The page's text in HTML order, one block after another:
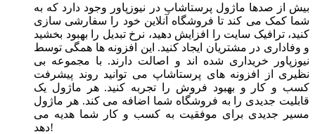
بیش از صدها ماژول پرستاشاپ در نیوزپاور وجود دارد که به
شما کمک می کند تا فروشگاه آنلاین خود را سفارشی سازی
کنید، ترافیک سایت را افزایش دهید، نرخ تبدیل را بهبود بخشید
و وفاداری در مشتریان ایجاد کنید. این افزونه ها همگی توسط
نیوزپاور خریداری شده اند و اصالت دارند. با مجموعه بی
نظیری از افزونه های پرستاشاپ می توانید روند پیشرفت
کسب و کار و بهبود فروش را تجربه کنید. هر ماژول یک
قابلیت جدیدی را به فروشگاه شما اضافه می کند. هر ماژول
مسیر جدیدی برای موفقیت به کسب و کار شما هدیه می
دهد!